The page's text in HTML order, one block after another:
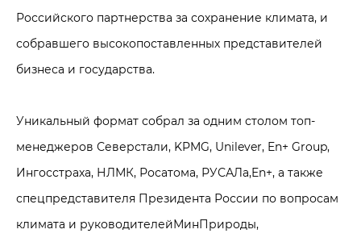
Российского партнерства за сохранение климата, и
собравшего высокопоставленных представителей
бизнеса и государства.
Уникальный формат собрал за одним столом топ-
менеджеров Северстали, KPMG, Unilever, En+ Group,
Ингосстраха, НЛМК, Росатома, РУСАЛа,En+, а также
спецпредставителя Президента России по вопросам
климата и руководителейМинПрироды,